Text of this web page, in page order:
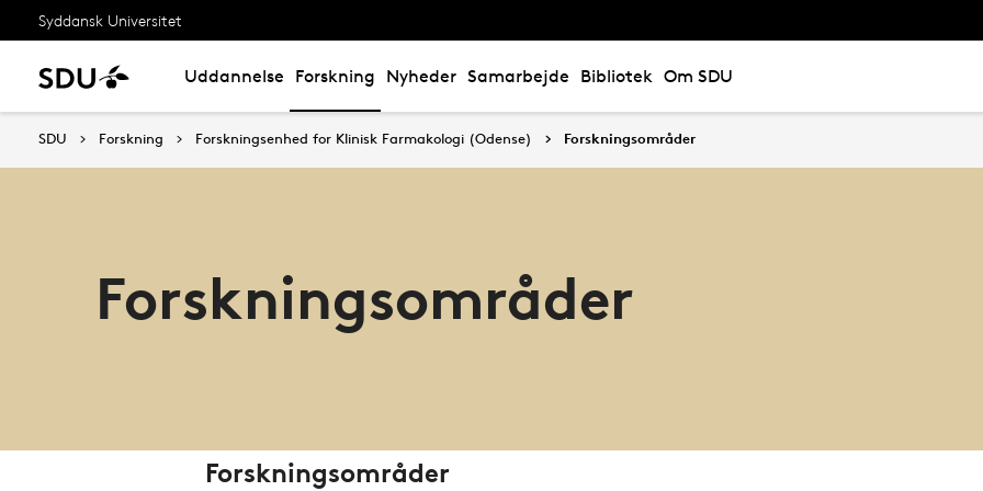
Syddansk Universitet
Uddannelse Forskning Nyheder Samarbejde Bibliotek Om SDU
SDU Forskning Forskningsenhed for Klinisk Farmakologi (Odense) Forskningsområder
Forskningsområder
Forskningsområder